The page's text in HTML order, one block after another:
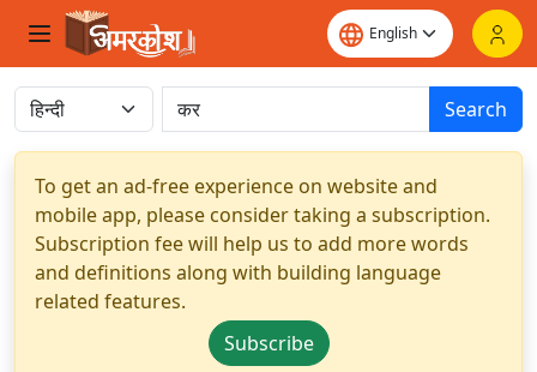
Search
To get an ad-free experience on website and
mobile app, please consider taking a subscription.
Subscription fee will help us to add more words
and definitions along with building language
related features.
Subscribe